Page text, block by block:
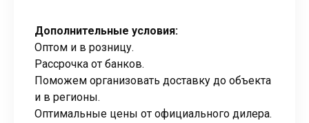
Дополнительные условия:
Оптом и в розницу.
Рассрочка от банков.
Поможем организовать доставку до объекта
и в регионы.
Оптимальные цены от официального дилера.